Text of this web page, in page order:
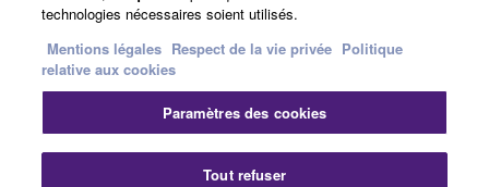
Nous contacterConditions d'utilisation
Respect de la vie privéePolitique relative aux cookies
technologies nécessaires soient utilisés.
Mentions légales Respect de la vie privée Politique
relative aux cookies
Paramètres des cookies
Tout refuser